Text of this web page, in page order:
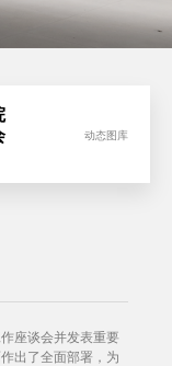
动态图库
座谈会并发表重要
出了全面部署，为